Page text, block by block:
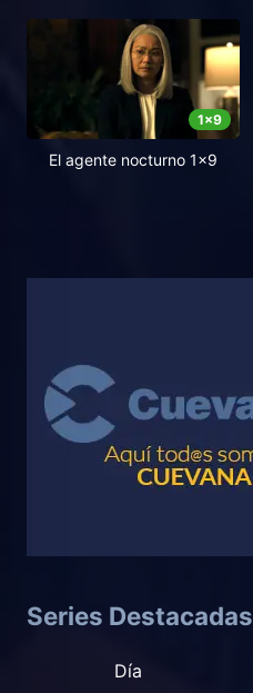
1x9
El agente nocturno 1x9
Series Destacadas
Día